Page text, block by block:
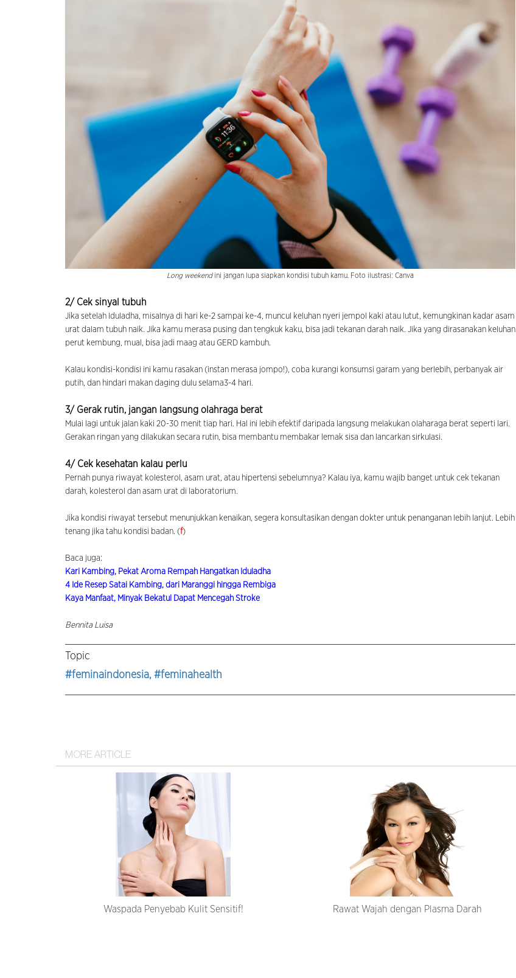
Long weekendini jangan lupa siapkan kondisi tubuh kamu. Foto ilustrasi: Canva
2/ Cek sinyal tubuh
Jika setelah Iduladha, misalnya di hari ke-2 sampai ke-4, muncul keluhan nyeri jempol kaki atau lutut, kemungkinan kadar asam
urat dalam tubuh naik. Jika kamu merasa pusing dan tengkuk kaku, bisa jadi tekanan darah naik. Jika yang dirasanakan keluhan
perut kembung, mual, bisa jadi maag atau GERD kambuh.
Kalau kondisi-kondisi ini kamu rasakan (instan merasa jompo!), coba kurangi konsumsi garam yang berlebih, perbanyak air
putih, dan hindari makan daging dulu selama3-4 hari.
3/ Gerak rutin, jangan langsung olahraga berat
Mulai lagi untuk jalan kaki 20-30 menit tiap hari. Hal ini lebih efektif daripada langsung melakukan olaharaga berat seperti lari.
Gerakan ringan yang dilakukan secara rutin, bisa membantu membakar lemak sisa dan lancarkan sirkulasi.
4/ Cek kesehatan kalau perlu
Pernah punya riwayat kolesterol, asam urat, atau hipertensi sebelumnya? Kalau iya, kamu wajib banget untuk cek tekanan
darah, kolesterol dan asam urat di laboratorium.
Jika kondisi riwayat tersebut menunjukkan kenaikan, segera konsultasikan dengan dokter untuk penanganan lebih lanjut. Lebih
tenang jika tahu kondisi badan. (f)
Baca juga:
Kari Kambing, Pekat Aroma Rempah Hangatkan Iduladha
4 Ide Resep Satai Kambing, dari Maranggi hingga Rembiga
Kaya Manfaat, Minyak Bekatul Dapat Mencegah Stroke
Bennita Luisa
Topic
#feminaindonesia, #feminahealth
MORE ARTICLE
Waspada Penyebab Kulit Sensitif! Rawat Wajah dengan Plasma Darah